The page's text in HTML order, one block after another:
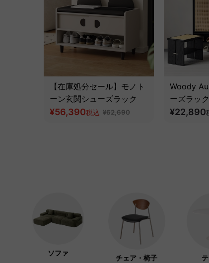
【在庫処分セール】モノト
ーン玄関シューズラック
¥56,390税込 ¥62,690
Woody
ーズラッ
イトアッシ
¥22,890
ソファ
チェア・椅子